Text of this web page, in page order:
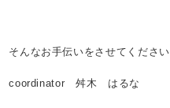
そんなお手伝いをさせてください
coordinator 舛木 はるな